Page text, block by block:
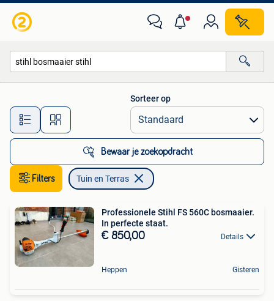
Alle afstanden…
Sorteer op
Bewaar je zoekopdracht
Filters Tuin en Terras
Professionele Stihl FS 560C bosmaaier.
In perfecte staat.
€ 850,00 Details
Heppen Gisteren